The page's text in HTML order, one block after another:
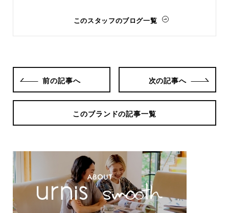
このスタッフのブログ一覧
前の記事へ 次の記事へ
このブランドの記事一覧